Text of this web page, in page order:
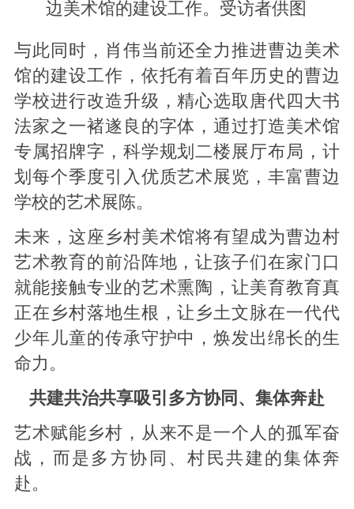
边美术馆的建设工作。受访者供图
与此同时，肖伟当前还全力推进曹边美术
馆的建设工作，依托有着百年历史的曹边
学校进行改造升级，精心选取唐代四大书
法家之一褚遂良的字体，通过打造美术馆
专属招牌字，科学规划二楼展厅布局，计
划每个季度引入优质艺术展览，丰富曹边
学校的艺术展陈。
未来，这座乡村美术馆将有望成为曹边村
艺术教育的前沿阵地，让孩子们在家门口
就能接触专业的艺术熏陶，让美育教育真
正在乡村落地生根，让乡土文脉在一代代
少年儿童的传承守护中，焕发出绵长的生
命力。
共建共治共享吸引多方协同、集体奔赴
艺术赋能乡村，从来不是一个人的孤军奋
战，而是多方协同、村民共建的集体奔
赴。